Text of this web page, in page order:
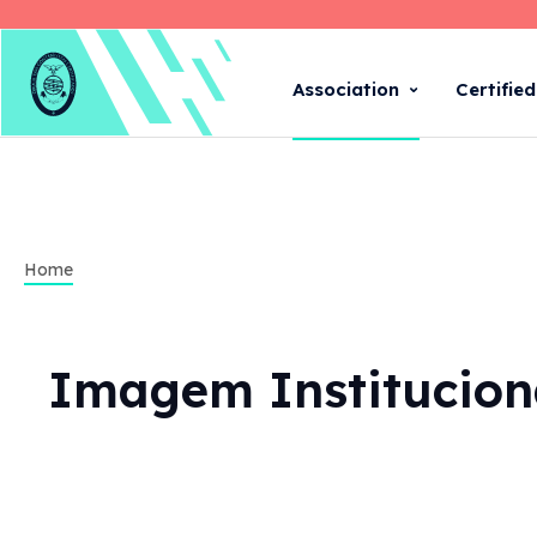
Association
Home
Imagem